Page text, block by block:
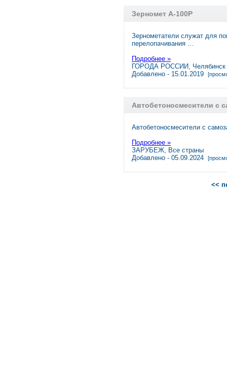
Зерномет А-100Р
Зернометатели служат для
перелопачивания …
Подробнее »
ГОРОДА РОССИИ, Челябинск
Добавлено - 15.01.2019
Автобетоносмесители с
Автобетоносмесители с
Подробнее »
ЗАРУБЕЖ, Все страны
Добавлено - 05.09.2024
<<